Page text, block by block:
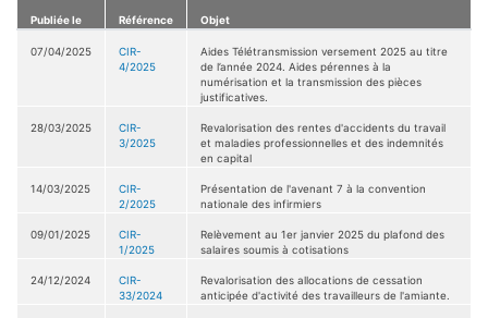
Publiée le Référence Objet
07/04/2025
CIR-
4/2025
Aides Télétransmission versement 2025 au titre
de l’année 2024. Aides pérennes à la
numérisation et la transmission des pièces
justificatives.
28/03/2025
CIR-
3/2025
Revalorisation des rentes d'accidents du travail
et maladies professionnelles et des indemnités
en capital
14/03/2025
CIR-
2/2025
Présentation de l'avenant 7 à la convention
nationale des infirmiers
09/01/2025
CIR-
1/2025
Relèvement au 1er janvier 2025 du plafond des
salaires soumis à cotisations
24/12/2024
CIR-
33/2024
Revalorisation des allocations de cessation
anticipée d'activité des travailleurs de l'amiante.